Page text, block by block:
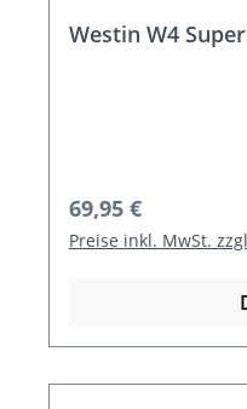
Westin W4
Regulärer Preis:
69,95 €
Preise inkl. MwSt.